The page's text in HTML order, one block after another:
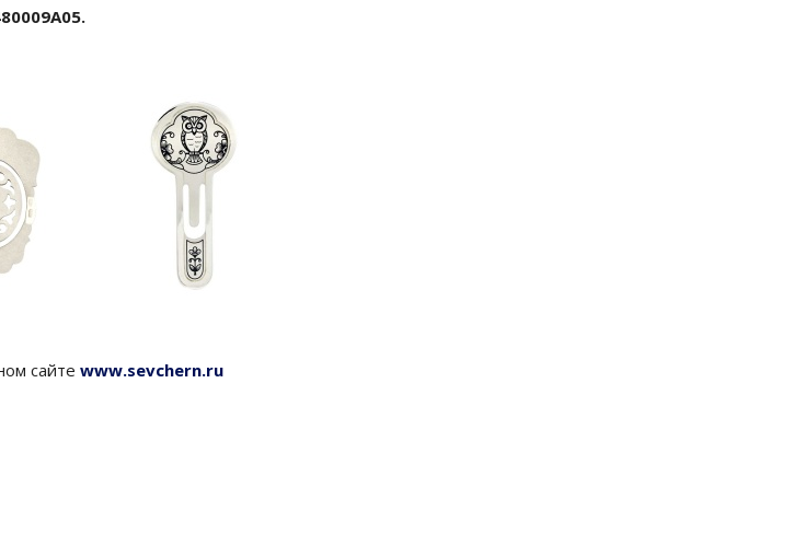
сайте www.sevchern.ru